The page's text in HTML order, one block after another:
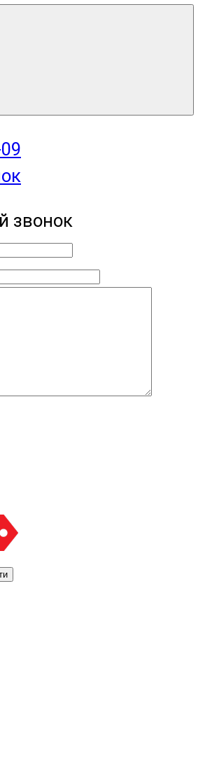
звонок